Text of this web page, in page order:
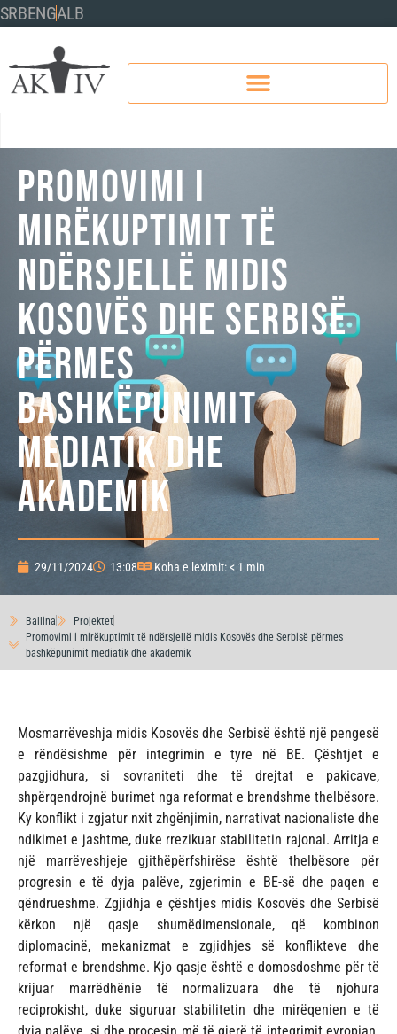
SRBENGALB
Promovimi i
mirëkuptimit të
ndërsjellë midis
Kosovës dhe Serbisë
përmes
bashkëpunimit
mediatik dhe
akademik
29/11/2024 13:08 Koha e leximit: < 1 min
Ballina
Projektet
Promovimi i mirëkuptimit të ndërsjellë midis Kosovës dhe Serbisë përmes
bashkëpunimit mediatik dhe akademik
Mosmarrëveshja midis Kosovës dhe Serbisë është një pengesë
e rëndësishme për integrimin e tyre në BE. Çështjet e
pazgjidhura, si sovraniteti dhe të drejtat e pakicave,
shpërqendrojnë burimet nga reformat e brendshme thelbësore.
Ky konflikt i zgjatur nxit zhgënjimin, narrativat nacionaliste dhe
ndikimet e jashtme, duke rrezikuar stabilitetin rajonal. Arritja e
një marrëveshjeje gjithëpërfshirëse është thelbësore për
progresin e të dyja palëve, zgjerimin e BE-së dhe paqen e
qëndrueshme. Zgjidhja e çështjes midis Kosovës dhe Serbisë
kërkon një qasje shumëdimensionale, që kombinon
diplomacinë, mekanizmat e zgjidhjes së konflikteve dhe
reformat e brendshme. Kjo qasje është e domosdoshme për të
krijuar marrëdhënie të normalizuara dhe të njohura
reciprokisht, duke siguruar stabilitetin dhe mirëqenien e të
dyja palëve, si dhe procesin më të gjerë të integrimit evropian.